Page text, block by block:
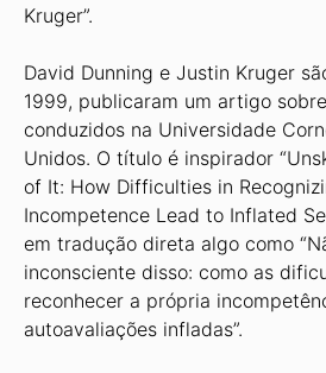
Kruger”.
David Dunning e Justin Kruger
1999, publicaram um artigo
conduzidos na Universidade
Unidos. O título é inspirador
of It: How Difficulties in
Incompetence Lead to Inflated
em tradução direta algo como
inconsciente disso: como as
reconhecer a própria
autoavaliações infladas”.